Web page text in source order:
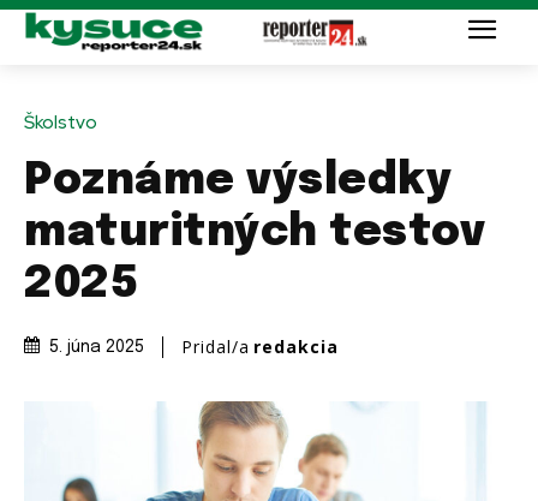
Školstvo
Poznáme výsledky
maturitných testov
2025
5. júna 2025 Pridal/a redakcia